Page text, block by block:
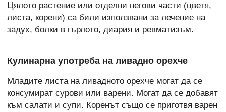
Цялото растение или отделни негови части (цветя,
листа, корени) са били използвани за лечение на
задух, болки в гърлото, диария и ревматизъм.
Кулинарна употреба на ливадно орехче
Младите листа на ливадното орехче могат да се
консумират сурови или варени. Могат да се добавят
към салати и супи. Коренът също се приготвя варен